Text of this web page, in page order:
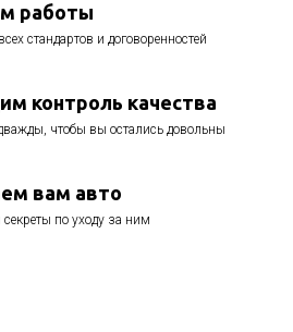
работы
стандартов и договоренностей
контроль качества
чтобы вы остались довольны
вам авто
по уходу за ним